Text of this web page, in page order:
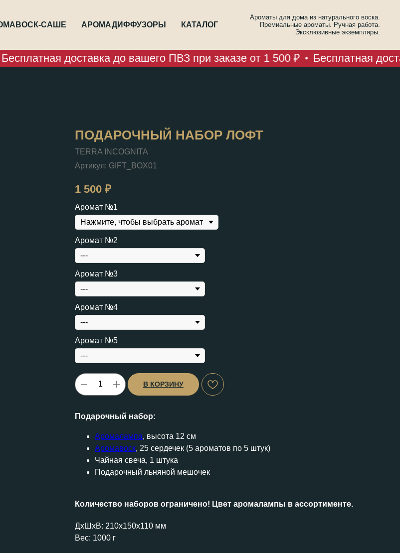
САШЕ АРОМАДИФФУЗОРЫ КАТАЛОГ
Ароматы для дома из натурального воска.
Премиальные ароматы. Ручная работа.
Эксклюзивные экземпляры.
доставка до вашего ПВЗ при заказе от 1 500 ₽ Бесплатная
ПОДАРОЧНЫЙ НАБОР ЛОФТ
TERRA INCOGNITA
Артикул: GIFT_BOX01
1 500 ₽
Аромат №1
Аромат №2
Аромат №3
Аромат №4
Аромат №5
В КОРЗИНУ
Подарочный набор:
Аромалампа, высота 12 см
Аромавоск, 25 сердечек (5 ароматов по 5 штук)
Чайная свеча, 1 штука
Подарочный льняной мешочек
Количество наборов ограничено! Цвет аромалампы в ассортименте.
ДxШxВ: 210x150x110 мм
Вес: 1000 г